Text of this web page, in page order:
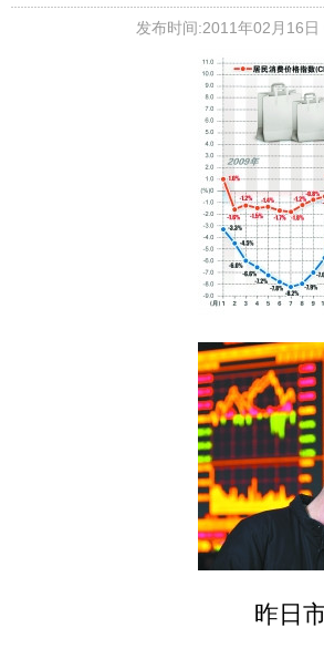
发布时间:2011年02月16日
昨日